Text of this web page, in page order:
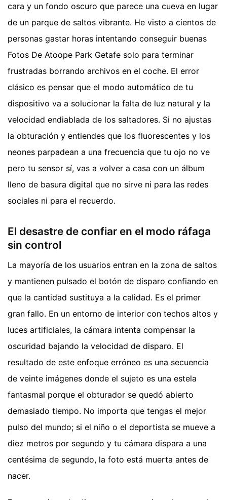
cara y un fondo oscuro que parece una cueva en lugar
de un parque de saltos vibrante. He visto a cientos de
personas gastar horas intentando conseguir buenas
Fotos De Atoope Park Getafe solo para terminar
frustradas borrando archivos en el coche. El error
clásico es pensar que el modo automático de tu
dispositivo va a solucionar la falta de luz natural y la
velocidad endiablada de los saltadores. Si no ajustas
la obturación y entiendes que los fluorescentes y los
neones parpadean a una frecuencia que tu ojo no ve
pero tu sensor sí, vas a volver a casa con un álbum
lleno de basura digital que no sirve ni para las redes
sociales ni para el recuerdo.
El desastre de confiar en el modo ráfaga
sin control
La mayoría de los usuarios entran en la zona de saltos
y mantienen pulsado el botón de disparo confiando en
que la cantidad sustituya a la calidad. Es el primer
gran fallo. En un entorno de interior con techos altos y
luces artificiales, la cámara intenta compensar la
oscuridad bajando la velocidad de disparo. El
resultado de este enfoque erróneo es una secuencia
de veinte imágenes donde el sujeto es una estela
fantasmal porque el obturador se quedó abierto
demasiado tiempo. No importa que tengas el mejor
pulso del mundo; si el niño o el deportista se mueve a
diez metros por segundo y tu cámara dispara a una
centésima de segundo, la foto está muerta antes de
nacer.